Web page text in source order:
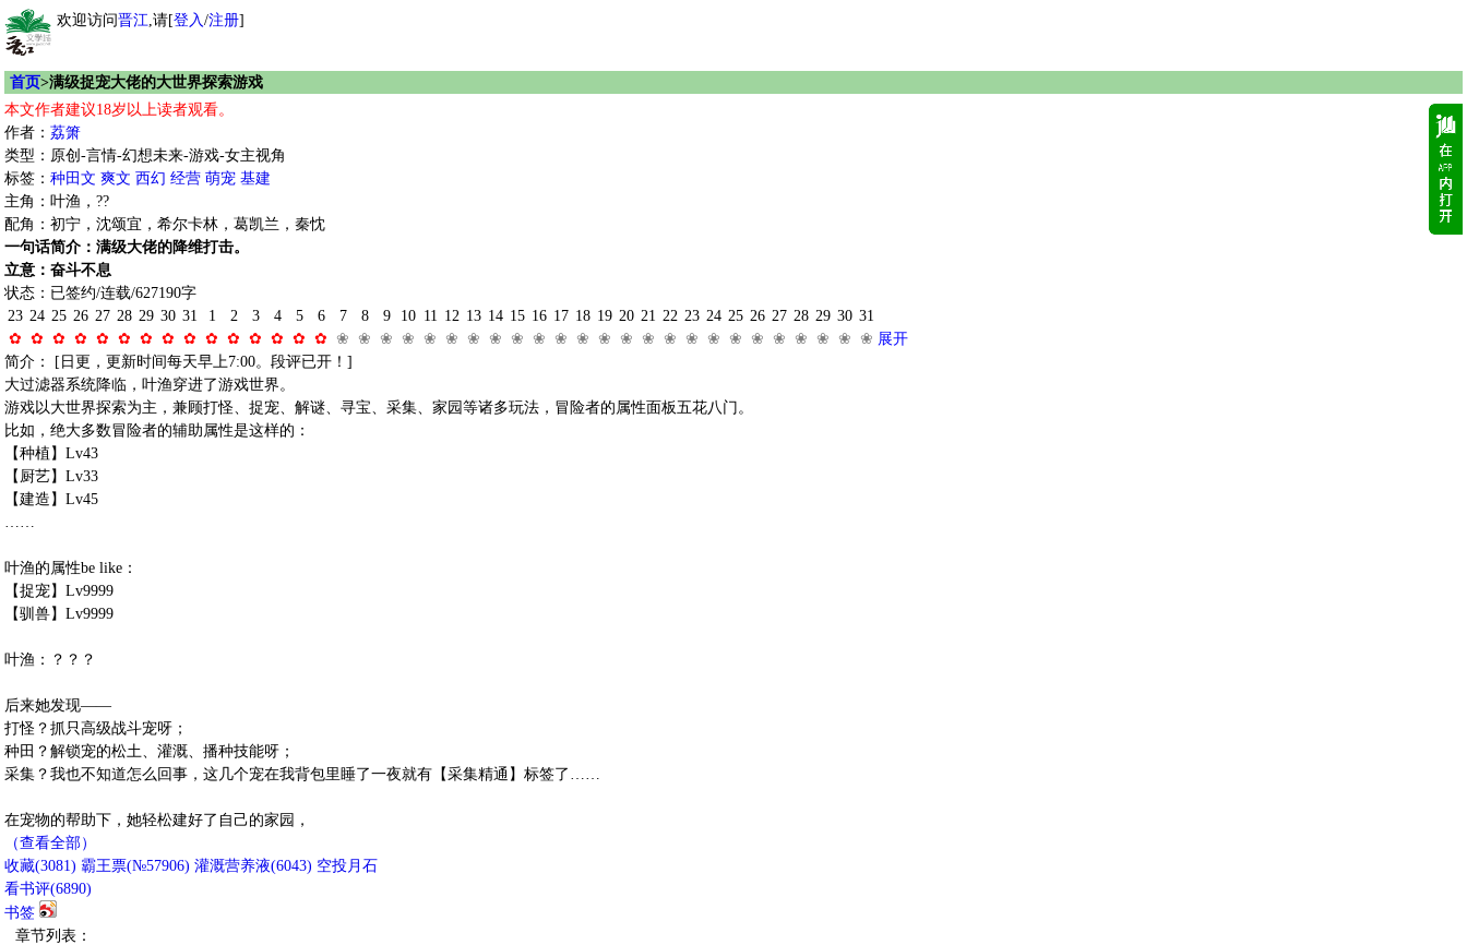
欢迎访问晋江,请[登入/注册]
首页>满级捉宠大佬的大世界探索游戏
本文作者建议18岁以上读者观看。
作者： 荔箫
类型：原创-言情-幻想未来-游戏-女主视角
标签： 种田文 爽文 西幻 经营 萌宠 基建
主角：叶渔，??
配角：初宁，沈颂宜，希尔卡林，葛凯兰，秦忱
一句话简介：满级大佬的降维打击。
立意：奋斗不息
状态：已签约/连载/627190字
23
✿
24
✿
25
✿
26
✿
27
✿
28
✿
29
✿
30
✿
31
✿
1
✿
2
✿
3
✿
4
✿
5
✿
6
✿
7
❀
8
❀
9
❀
10
❀
11
❀
12
❀
13
❀
14
❀
15
❀
16
❀
17
❀
18
❀
19
❀
20
❀
21
❀
22
❀
23
❀
24
❀
25
❀
26
❀
27
❀
28
❀
29
❀
30
❀
31
❀ 展开
简介： [日更，更新时间每天早上7:00。段评已开！]
大过滤器系统降临，叶渔穿进了游戏世界。
游戏以大世界探索为主，兼顾打怪、捉宠、解谜、寻宝、采集、家园等诸多玩法，冒险者的属性面板五花八门。
比如，绝大多数冒险者的辅助属性是这样的：
【种植】Lv43
【厨艺】Lv33
【建造】Lv45
……
叶渔的属性be like：
【捉宠】Lv9999
【驯兽】Lv9999
叶渔：？？？
后来她发现——
打怪？抓只高级战斗宠呀；
种田？解锁宠的松土、灌溉、播种技能呀；
采集？我也不知道怎么回事，这几个宠在我背包里睡了一夜就有【采集精通】标签了……
在宠物的帮助下，她轻松建好了自己的家园，
（查看全部）
收藏(3081) 霸王票(№57906) 灌溉营养液(6043) 空投月石
看书评(6890)
书签
章节列表：